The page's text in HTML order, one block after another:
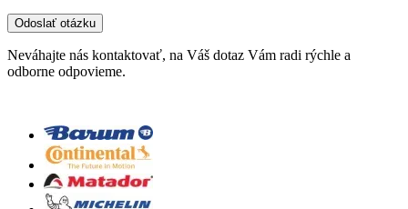
Neváhajte nás kontaktovať, na Váš dotaz Vám radi rýchle a
odborne odpovieme.